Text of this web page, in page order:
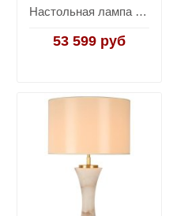
Настольная лампа Cecil
53 599 руб